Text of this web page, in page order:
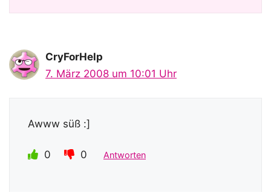
e
o
CryForHelp
7. März 2008 um 10:01 Uhr
Awww süß :]
0 0 Antworten